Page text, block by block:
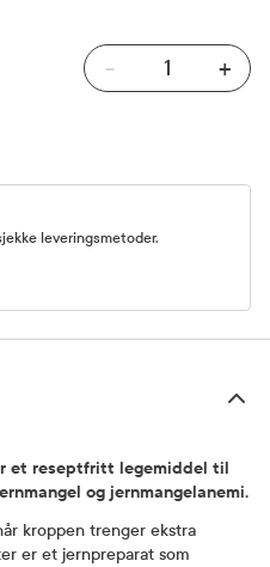
- +
leveringsmetoder.
et reseptfritt legemiddel til
og jernmangelanemi.
kroppen trenger ekstra
er et jernpreparat som